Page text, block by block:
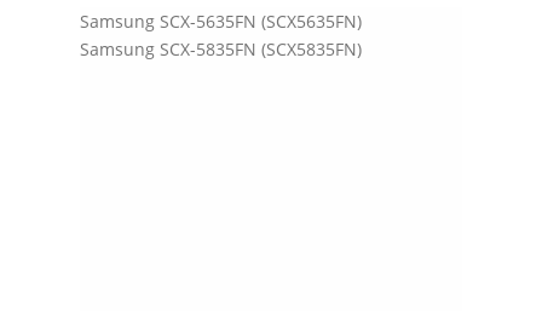
Samsung SCX-5635FN (SCX5635FN)
Samsung SCX-5835FN (SCX5835FN)